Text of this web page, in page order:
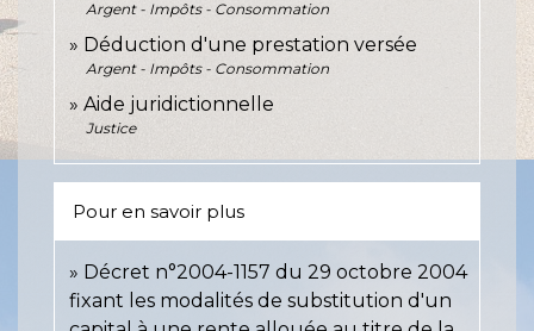
Argent - Impôts - Consommation
Déduction d'une prestation versée
Argent - Impôts - Consommation
Aide juridictionnelle
Justice
Pour en savoir plus
Décret n°2004-1157 du 29 octobre 2004
fixant les modalités de substitution d'un